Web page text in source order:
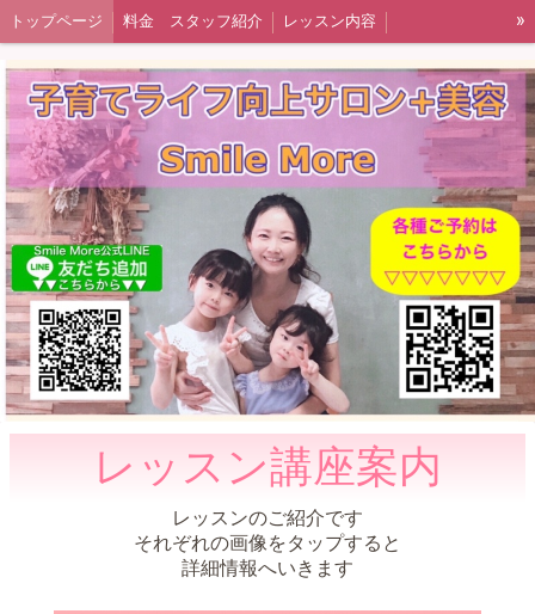
トップページ 料金 スタッフ紹介 レッスン内容
親子農業体験(奈良広陵町) こども洋裁教室 大人の洋裁教室 出張レッスン 大阪
発酵料理教室 予約・お問い合わせ 提供企業様ご紹介
»
レッスン講座案内
レッスンのご紹介です
それぞれの画像をタップすると
詳細情報へいきます